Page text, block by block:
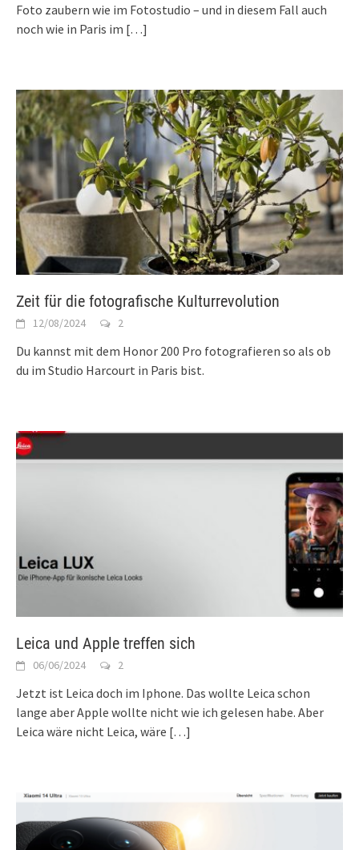
Foto zaubern wie im Fotostudio – und in diesem Fall auch
noch wie in Paris im […]
Zeit für die fotografische Kulturrevolution
12/08/2024 2
Du kannst mit dem Honor 200 Pro fotografieren so als ob
du im Studio Harcourt in Paris bist.
Leica und Apple treffen sich
06/06/2024 2
Jetzt ist Leica doch im Iphone. Das wollte Leica schon
lange aber Apple wollte nicht wie ich gelesen habe. Aber
Leica wäre nicht Leica, wäre […]